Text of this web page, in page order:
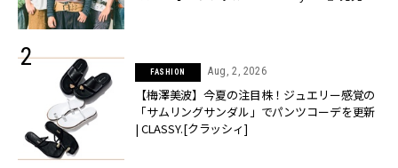
FASHION Aug, 2, 2026
【梅澤美波】今夏の注目株！ジュエリー感覚の
「サムリングサンダル」でパンツコーデを更新
| CLASSY.[クラッシィ]